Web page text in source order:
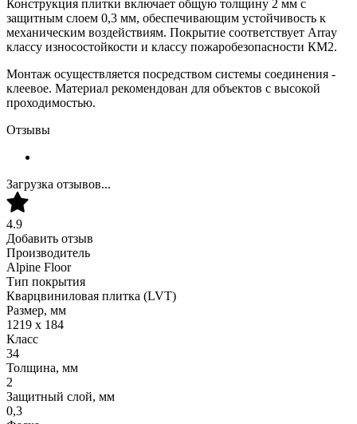
Конструкция плитки включает общую толщину 2 мм с
защитным слоем 0,3 мм, обеспечивающим устойчивость к
механическим воздействиям. Покрытие соответствует Array
классу износостойкости и классу пожаробезопасности КМ2.
Монтаж осуществляется посредством системы соединения -
клеевое. Материал рекомендован для объектов с высокой
проходимостью.
Отзывы
Загрузка отзывов...
4.9
Добавить отзыв
Производитель
Alpine Floor
Тип покрытия
Кварцвиниловая плитка (LVT)
Размер, мм
1219 х 184
Класс
34
Толщина, мм
2
Защитный слой, мм
0,3